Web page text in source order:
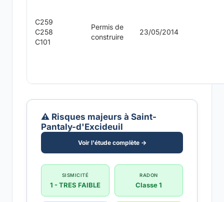
C259
C258
C101
Permis de
construire
23/05/2014
⚠️ Risques majeurs à Saint-
Pantaly-d'Excideuil
Voir l'étude complète →
SISMICITÉ
1 - TRES FAIBLE
RADON
Classe 1